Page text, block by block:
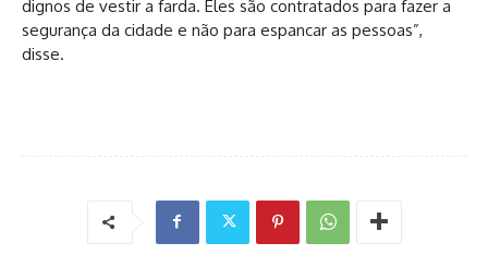
dignos de vestir a farda. Eles são contratados para fazer a
segurança da cidade e não para espancar as pessoas”,
disse.